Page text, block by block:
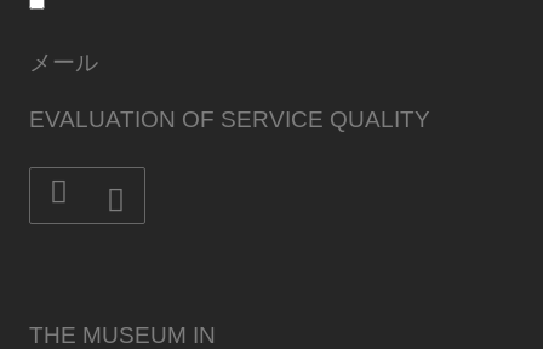
THE MUSEUM IN
メール
EVALUATION OF SERVICE QUALITY